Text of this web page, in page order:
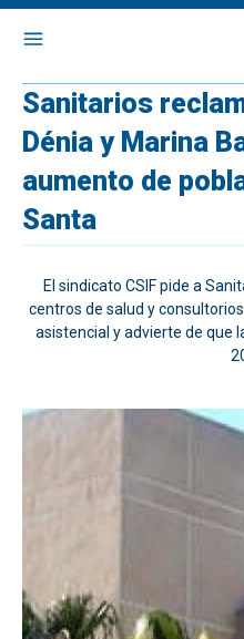
Sanitarios
Dénia y Marina
aumento de
Santa
El sindicato CSIF pide a
centros de salud y
asistencial y advierte de que